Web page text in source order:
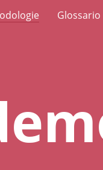
Glossario